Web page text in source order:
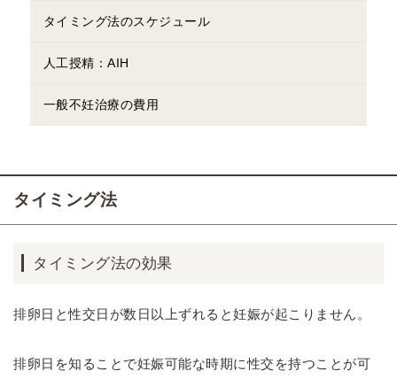
タイミング法のスケジュール
人工授精：AIH
一般不妊治療の費用
タイミング法
タイミング法の効果
排卵日と性交日が数日以上ずれると妊娠が起こりません。
排卵日を知ることで妊娠可能な時期に性交を持つことが可